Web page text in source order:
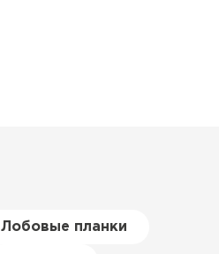
Лобовые планки